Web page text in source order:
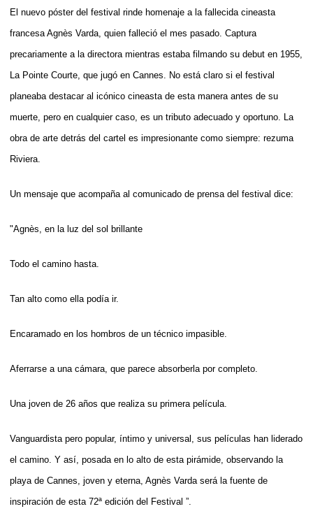
El nuevo póster del festival rinde homenaje a la fallecida cineasta
francesa Agnès Varda, quien falleció el mes pasado. Captura
precariamente a la directora mientras estaba filmando su debut en 1955,
La Pointe Courte, que jugó en Cannes. No está claro si el festival
planeaba destacar al icónico cineasta de esta manera antes de su
muerte, pero en cualquier caso, es un tributo adecuado y oportuno. La
obra de arte detrás del cartel es impresionante como siempre: rezuma
Riviera.
Un mensaje que acompaña al comunicado de prensa del festival dice:
"Agnès, en la luz del sol brillante
Todo el camino hasta.
Tan alto como ella podía ir.
Encaramado en los hombros de un técnico impasible.
Aferrarse a una cámara, que parece absorberla por completo.
Una joven de 26 años que realiza su primera película.
Vanguardista pero popular, íntimo y universal, sus películas han liderado
el camino. Y así, posada en lo alto de esta pirámide, observando la
playa de Cannes, joven y eterna, Agnès Varda será la fuente de
inspiración de esta 72ª edición del Festival ”.